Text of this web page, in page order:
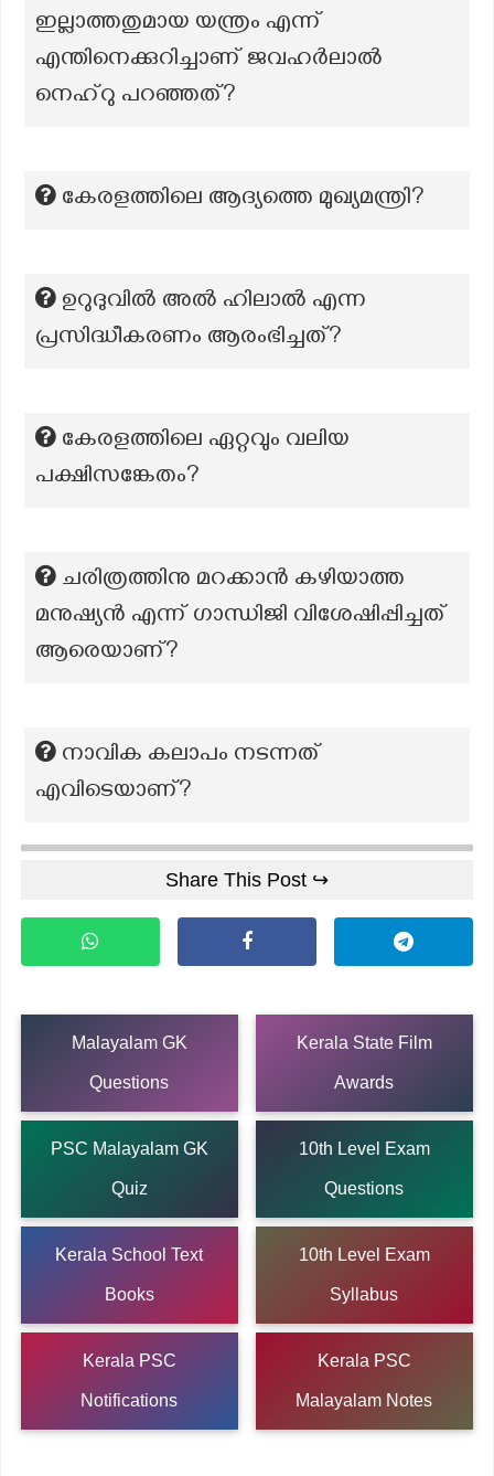
ഇല്ലാത്തതുമായ യന്ത്രം എന്ന്
എന്തിനെക്കുറിച്ചാണ് ജവഹർലാൽ
നെഹ്‌റു പറഞ്ഞത്?
കേരളത്തിലെ ആദ്യത്തെ മുഖ്യമന്ത്രി?
ഉറുദുവിൽ അൽ ഹിലാൽ എന്ന
പ്രസിദ്ധീകരണം ആരംഭിച്ചത്?
കേരളത്തിലെ ഏറ്റവും വലിയ
പക്ഷിസങ്കേതം?
ചരിത്രത്തിനു മറക്കാന്‍ കഴിയാത്ത
മനുഷ്യന്‍ എന്ന് ഗാന്ധിജി വിശേഷിപ്പിച്ചത്‌
ആരെയാണ്?
നാവിക കലാപം നടന്നത്
എവിടെയാണ്?
Share This Post ↪
Malayalam GK
Questions
Kerala State Film
Awards
PSC Malayalam GK
Quiz
10th Level Exam
Questions
Kerala School Text
Books
10th Level Exam
Syllabus
Kerala PSC
Notifications
Kerala PSC
Malayalam Notes